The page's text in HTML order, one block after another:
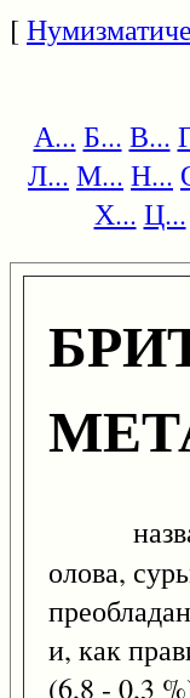
[
А... Б... В...
Л... М... Н...
Х... Ц...
олова,
и, как
(6,8 - 0,3